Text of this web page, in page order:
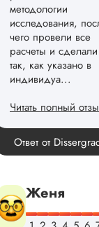
Женя
Вид работы:
Диссертация
Дата:2025-08-03
Заказывал тут
конечно, для меня
внушительно, но
выхода не